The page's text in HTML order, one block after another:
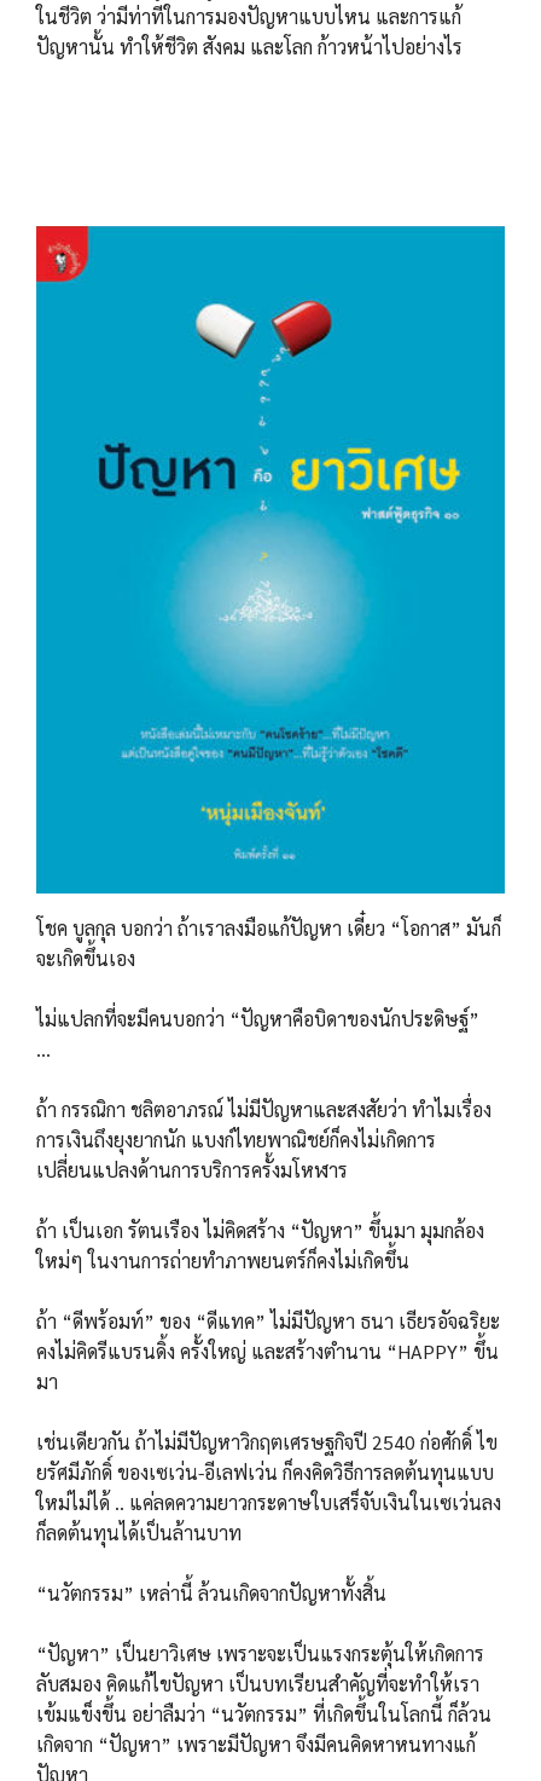
ในชีวิต ว่ามีท่าทีในการมองปัญหาแบบไหน และการแก้
ปัญหานั้น ทำให้ชีวิต สังคม และโลก ก้าวหน้าไปอย่างไร
โชค บูลกุล บอกว่า ถ้าเราลงมือแก้ปัญหา เดี๋ยว “โอกาส” มันก็
จะเกิดขึ้นเอง
ไม่แปลกที่จะมีคนบอกว่า “ปัญหาคือบิดาของนักประดิษฐ์”​
...
ถ้า กรรณิกา ชลิตอาภรณ์ ไม่มีปัญหาและสงสัยว่า ทำไมเรื่อง
การเงินถึงยุงยากนัก แบงก์ไทยพาณิชย์ก็คงไม่เกิดการ
เปลี่ยนแปลงด้านการบริการครั้งมโหฬาร
ถ้า เป็นเอก รัตนเรือง ไม่คิดสร้าง “ปัญหา” ขึ้นมา มุมกล้อง
ใหม่ๆ ในงานการถ่ายทำภาพยนตร์ก็คงไม่เกิดขึ้น
ถ้า “ดีพร้อมท์” ของ “ดีแทค” ไม่มีปัญหา ธนา เธียรอัจฉริยะ
คงไม่คิดรีแบรนดิ้ง ครั้งใหญ่ และสร้างตำนาน “HAPPY” ขึ้น
มา
เช่นเดียวกัน ถ้าไม่มีปัญหาวิกฤตเศรษฐกิจปี 2540 ก่อศักดิ์ ไข
ยรัศมีภักดิ์ ของเซเว่น-อีเลฟเว่น ก็คงคิดวิธีการลดต้นทุนแบบ
ใหม่ไม่ได้ .. แค่ลดความยาวกระดาษใบเสร็จับเงินในเซเว่นลง
ก็ลดต้นทุนได้เป็นล้านบาท
“นวัตกรรม” เหล่านี้ ล้วนเกิดจากปัญหาทั้งสิ้น
“ปัญหา” เป็นยาวิเศษ เพราะจะเป็นแรงกระตุ้นให้เกิดการ
ลับสมอง คิดแก้ไขปัญหา เป็นบทเรียนสำคัญที่จะทำให้เรา
เข้มแข็งขึ้น อย่าลืมว่า “นวัตกรรม” ที่เกิดขึ้นในโลกนี้ ก็ล้วน
เกิดจาก “ปัญหา” เพราะมีปัญหา จึงมีคนคิดหาหนทางแก้
ปัญหา